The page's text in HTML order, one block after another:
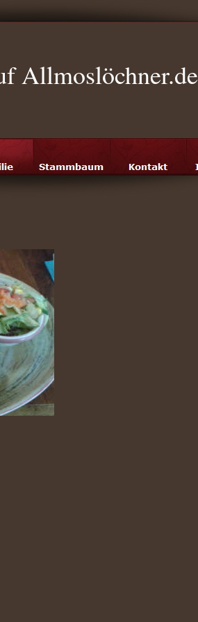
Allmoslöchner.de